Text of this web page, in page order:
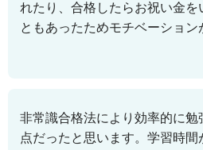
れたり、合格したらお祝い金を
ともあったためモチベーション
非常識合格法により効率的に
点だったと思います。学習時間